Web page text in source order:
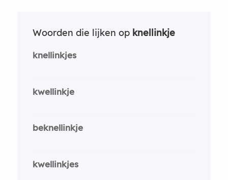
Woorden die lijken op knellinkje
knellinkjes
kwellinkje
beknellinkje
kwellinkjes